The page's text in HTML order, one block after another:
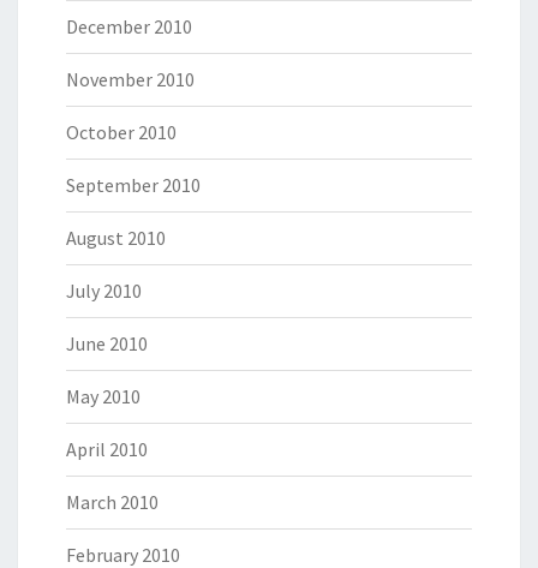
December 2010
November 2010
October 2010
September 2010
August 2010
July 2010
June 2010
May 2010
April 2010
March 2010
February 2010